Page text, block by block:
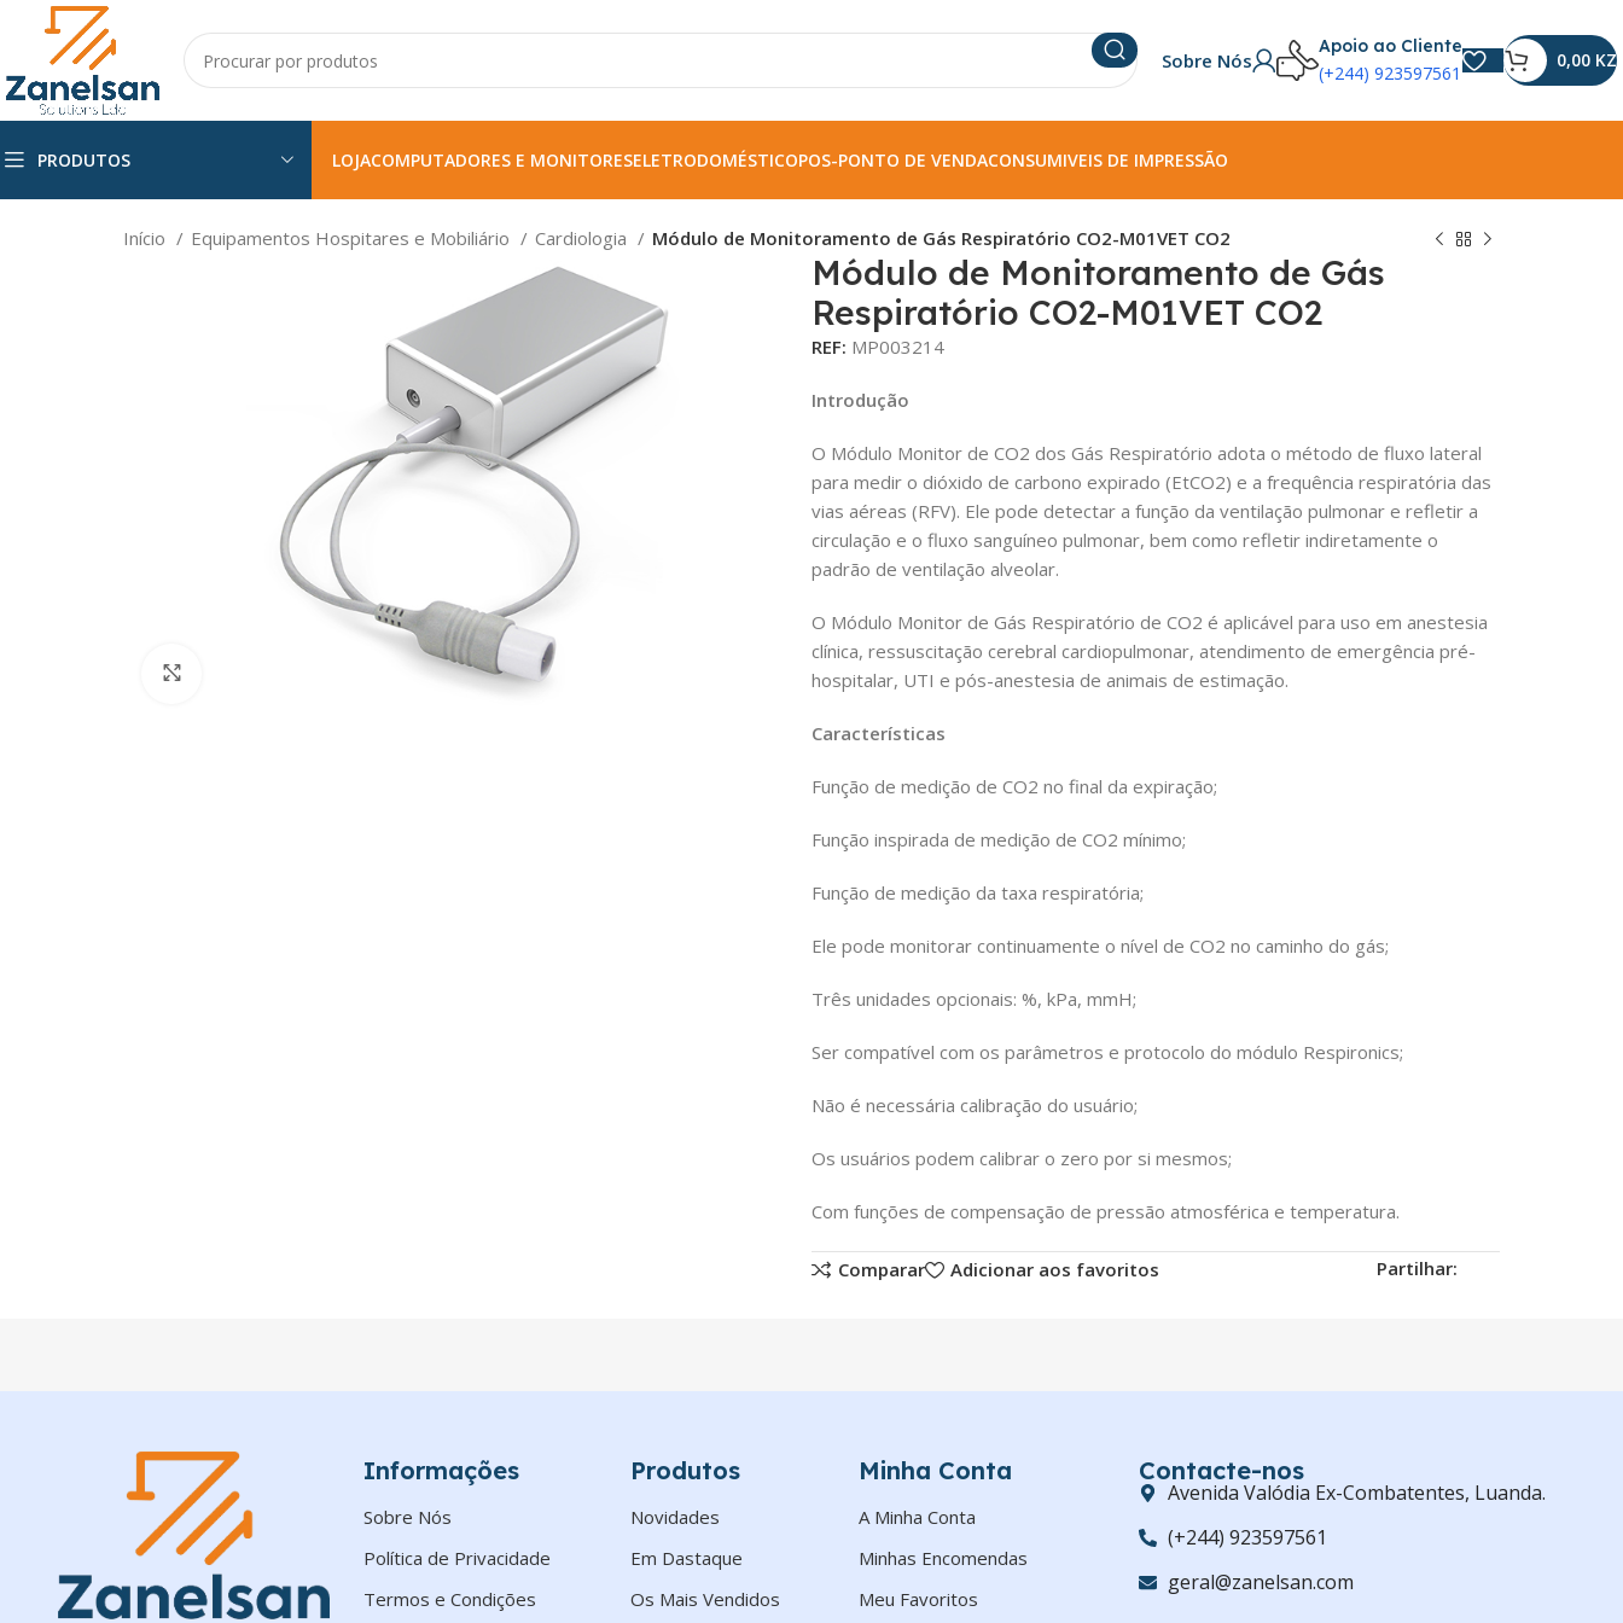
Sobre Nós
Apoio ao Cliente
(+244) 923597561
0,00 KZ
PRODUTOS LOJACOMPUTADORES E MONITORESELETRODOMÉSTICOPOS-PONTO DE VENDACONSUMIVEIS DE IMPRESSÃO
Início Equipamentos Hospitares e Mobiliário Cardiologia Módulo de Monitoramento de Gás Respiratório CO2-M01VET CO2
Módulo de Monitoramento de Gás
Respiratório CO2-M01VET CO2
REF: MP003214
Introdução
O Módulo Monitor de CO2 dos Gás Respiratório adota o método de fluxo lateral
para medir o dióxido de carbono expirado (EtCO2) e a frequência respiratória das
vias aéreas (RFV). Ele pode detectar a função da ventilação pulmonar e refletir a
circulação e o fluxo sanguíneo pulmonar, bem como refletir indiretamente o
padrão de ventilação alveolar.
O Módulo Monitor de Gás Respiratório de CO2 é aplicável para uso em anestesia
clínica, ressuscitação cerebral cardiopulmonar, atendimento de emergência pré-
hospitalar, UTI e pós-anestesia de animais de estimação.
Características
Função de medição de CO2 no final da expiração;
Função inspirada de medição de CO2 mínimo;
Função de medição da taxa respiratória;
Ele pode monitorar continuamente o nível de CO2 no caminho do gás;
Três unidades opcionais: %, kPa, mmH;
Ser compatível com os parâmetros e protocolo do módulo Respironics;
Não é necessária calibração do usuário;
Os usuários podem calibrar o zero por si mesmos;
Com funções de compensação de pressão atmosférica e temperatura.
Comparar Adicionar aos favoritos Partilhar:
Informações
Sobre Nós
Política de Privacidade
Termos e Condições
Produtos
Novidades
Em Dastaque
Os Mais Vendidos
Minha Conta
A Minha Conta
Minhas Encomendas
Meu Favoritos
Contacte-nos
Avenida Valódia Ex-Combatentes, Luanda.
(+244) 923597561
geral@zanelsan.com